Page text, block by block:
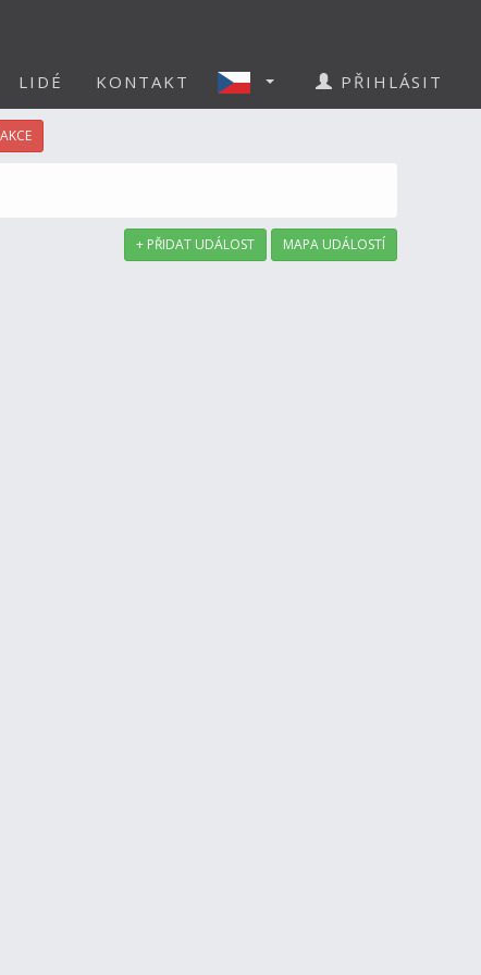
LIDÉ KONTAKT PŘIHLÁSIT
+ PŘIDAT UDÁLOST MAPA UDÁLOSTÍ